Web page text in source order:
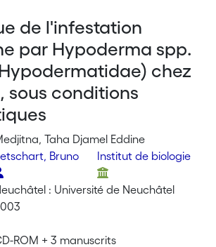
de l'infestation
par Hypoderma spp.
chez
sous conditions
Taha Djamel Eddine
Bruno Institut de biologie
: Université de Neuchâtel
ROM + 3 manuscrits